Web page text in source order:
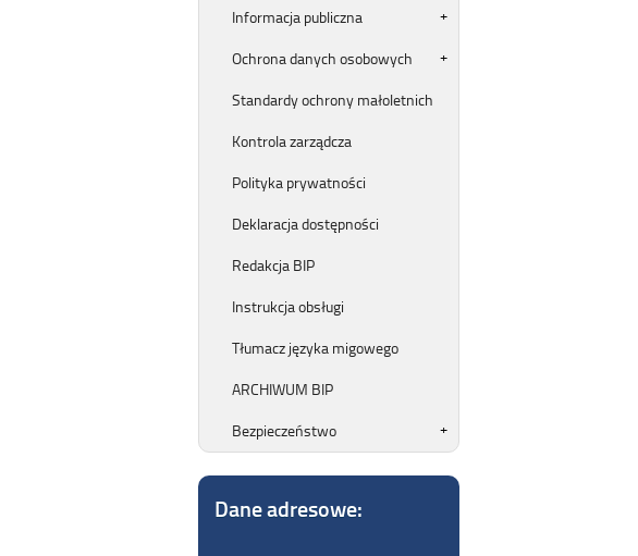
Informacja publiczna
Ochrona danych osobowych
Standardy ochrony małoletnich
Kontrola zarządcza
Polityka prywatności
Deklaracja dostępności
Redakcja BIP
Instrukcja obsługi
Tłumacz języka migowego
ARCHIWUM BIP
Bezpieczeństwo
Dane adresowe: